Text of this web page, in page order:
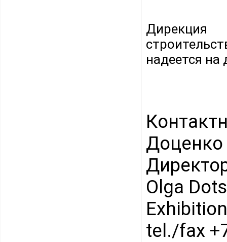
Дирекция
надеется
Доценко
Olga
tel./fax